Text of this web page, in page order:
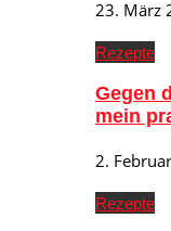
23. März
Rezepte
Gegen
mein
2.
Rezepte